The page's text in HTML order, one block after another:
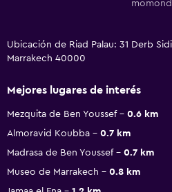
Ubicación de Riad Palau: 31 Derb
Marrakech 40000
Mejores lugares de interés
Mezquita de Ben Youssef
0.6 km
Almoravid Koubba
0.7 km
Madrasa de Ben Youssef
0.7 km
Museo de Marrakech
0.8 km